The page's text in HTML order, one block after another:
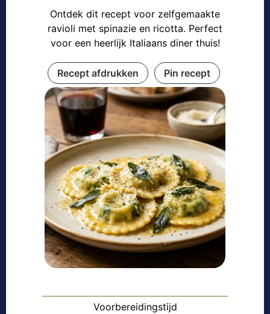
Ontdek dit recept voor zelfgemaakte
ravioli met spinazie en ricotta. Perfect
voor een heerlijk Italiaans diner thuis!
Recept afdrukken Pin recept
Voorbereidingstijd